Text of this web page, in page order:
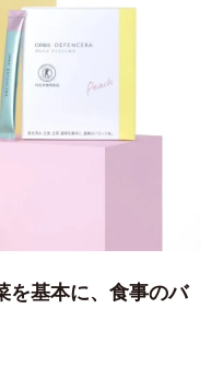
を基本に、食事のバ